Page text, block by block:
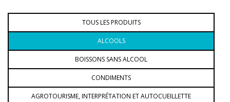
TOUS LES PRODUITS
ALCOOLS
BOISSONS SANS ALCOOL
CONDIMENTS
AGROTOURISME, INTERPRÉTATION ET AUTOCUEILLETTE